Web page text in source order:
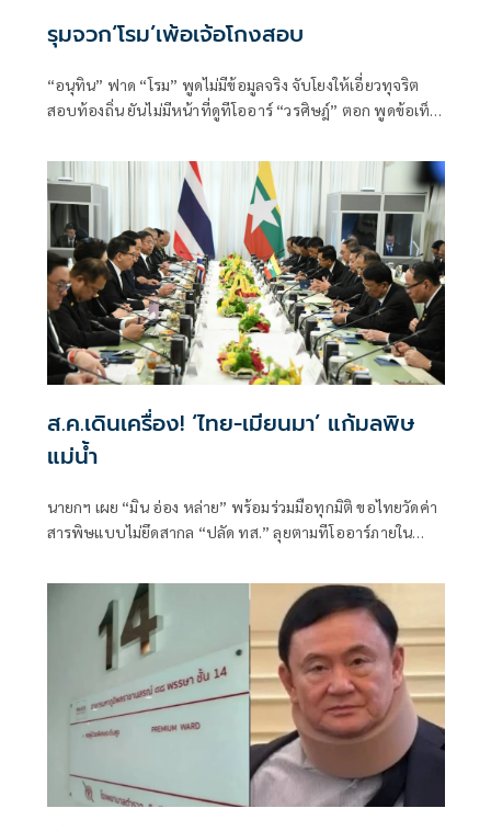
รุมจวก‘โรม’เพ้อเจ้อโกงสอบ
“อนุทิน” ฟาด “โรม” พูดไม่มีข้อมูลจริง จับโยงให้เอี่ยวทุจริต
สอบท้องถิ่น ยันไม่มีหน้าที่ดูทีโออาร์ “วรศิษฎ์” ตอก พูดข้อเท็จ
ส.ค.เดินเครื่อง! ‘ไทย-เมียนมา’ แก้มลพิษ
แม่นํ้า
นายกฯ เผย “มิน อ่อง หล่าย” พร้อมร่วมมือทุกมิติ ขอไทยวัดค่า
สารพิษแบบไม่ยึดสากล “ปลัด ทส.” ลุยตามทีโออาร์ภายใน
การทูตไทยบนเวทีโลก